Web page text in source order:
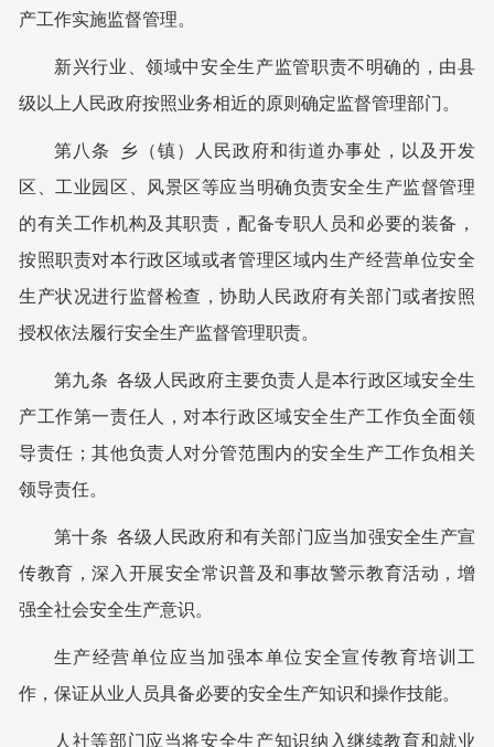
产工作实施监督管理。
新兴行业、领域中安全生产监管职责不明确的，由县
级以上人民政府按照业务相近的原则确定监督管理部门。
第八条 乡（镇）人民政府和街道办事处，以及开发
区、工业园区、风景区等应当明确负责安全生产监督管理
的有关工作机构及其职责，配备专职人员和必要的装备，
按照职责对本行政区域或者管理区域内生产经营单位安全
生产状况进行监督检查，协助人民政府有关部门或者按照
授权依法履行安全生产监督管理职责。
第九条 各级人民政府主要负责人是本行政区域安全生
产工作第一责任人，对本行政区域安全生产工作负全面领
导责任；其他负责人对分管范围内的安全生产工作负相关
领导责任。
第十条 各级人民政府和有关部门应当加强安全生产宣
传教育，深入开展安全常识普及和事故警示教育活动，增
强全社会安全生产意识。
生产经营单位应当加强本单位安全宣传教育培训工
作，保证从业人员具备必要的安全生产知识和操作技能。
人社等部门应当将安全生产知识纳入继续教育和就业